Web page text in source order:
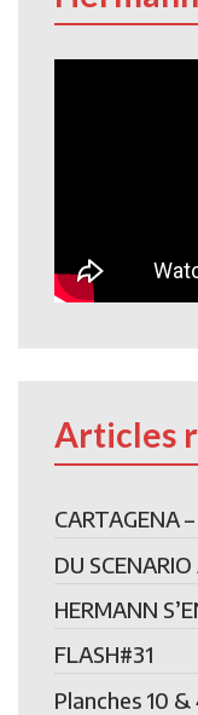
Articles
CARTAGENA
DU
HERMANN
FLASH#31
Planches 10 &